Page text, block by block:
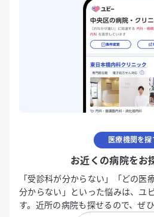
医療機関を探
お近くの病院をお
「受診科が分からない」「どの医
分からない」といった悩みは、ユ
す。近所の病院も探せるので、ぜ